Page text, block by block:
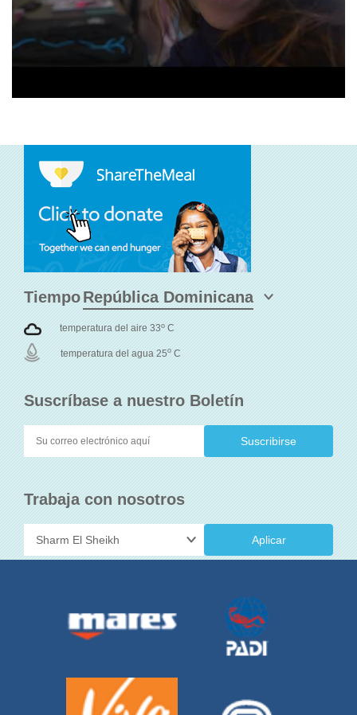
Suscríbase a nuestro Boletín
Trabaja con nosotros
Aplicar
Tiempo
temperatura del aire 33o C
temperatura del agua 25o C